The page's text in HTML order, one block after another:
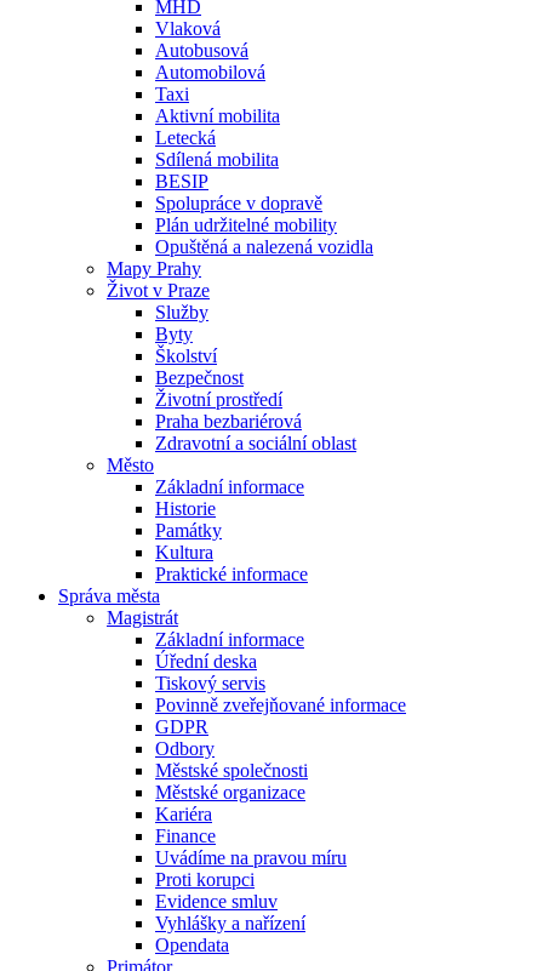
MHD
Vlaková
Autobusová
Automobilová
Taxi
Aktivní mobilita
Letecká
Sdílená mobilita
BESIP
Spolupráce v dopravě
Plán udržitelné mobility
Opuštěná a nalezená vozidla
Mapy Prahy
Život v Praze
Služby
Byty
Školství
Bezpečnost
Životní prostředí
Praha bezbariérová
Zdravotní a sociální oblast
Město
Základní informace
Historie
Památky
Kultura
Praktické informace
Správa města
Magistrát
Základní informace
Úřední deska
Tiskový servis
Povinně zveřejňované informace
GDPR
Odbory
Městské společnosti
Městské organizace
Kariéra
Finance
Uvádíme na pravou míru
Proti korupci
Evidence smluv
Vyhlášky a nařízení
Opendata
Primátor